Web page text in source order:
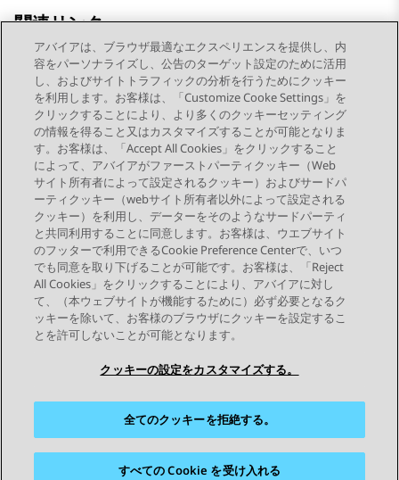
関連リンク
会議
Send Feedback
トピックナビゲーション
前のトピック 次のトピック
つながりを保つ
サイトマップ 利用規約
プライバシー
商標
アクセシビリティ
アバイアは、ブラウザ最適なエクスペリエンスを提供し、内
容をパーソナライズし、公告のターゲット設定のために活用
し、およびサイトトラフィックの分析を行うためにクッキー
を利用します。お客様は、「Customize Cooke Settings」を
クリックすることにより、より多くのクッキーセッティング
の情報を得ること又はカスタマイズすることが可能となりま
す。お客様は、「Accept All Cookies」をクリックすること
によって、アバイアがファーストパーティクッキー（Web
サイト所有者によって設定されるクッキー）およびサードパ
ーティクッキー（webサイト所有者以外によって設定される
クッキー）を利用し、データーをそのようなサードパーティ
と共同利用することに同意します。お客様は、ウエブサイト
のフッターで利用できるCookie Preference Centerで、いつ
でも同意を取り下げることが可能です。お客様は、「Reject
All Cookies」をクリックすることにより、アバイアに対し
て、（本ウェブサイトが機能するために）必ず必要となるク
ッキーを除いて、お客様のブラウザにクッキーを設定するこ
とを許可しないことが可能となります。
クッキーの設定をカスタマイズする。
全てのクッキーを拒絶する。
すべての Cookie を受け入れる